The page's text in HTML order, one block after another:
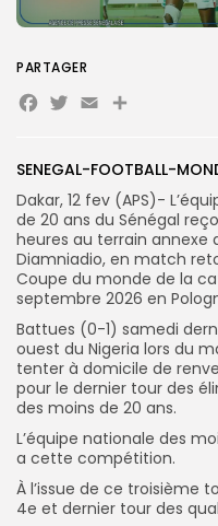
for:
FR
SENEGAL-FOOTBALL-
Dakar, 12 fev (APS)-
de 20 ans du Sénégal
heures au terrain annexe
Diamniadio, en match
Coupe du monde de la
septembre 2026 en
Battues (0-1) samedi
ouest du Nigeria lors du
tenter à domicile de
pour le dernier tour des
des moins de 20 ans.
L’équipe nationale des
a cette compétition.
À l’issue de ce troisième
4e et dernier tour des
PARTAGER
Facebook
Twitter
Email